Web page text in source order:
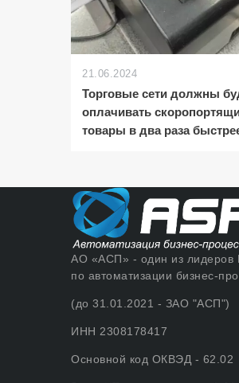
21.06.2024
Торговые сети должны
оплачивать
товары в два раза
АО «АСП» - один из лидеров
по автоматизации бизнес-
(до 31.01.2021 - ЗАО "АСП")
ИНН 2308178417
Основной код ОКВЭД - 62.02